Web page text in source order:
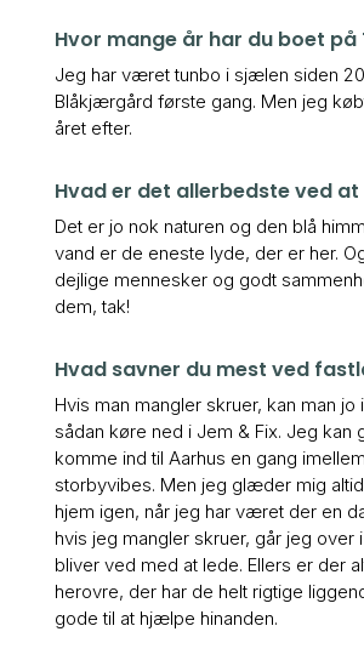
Hvor mange år har du boet på
Jeg har været tunbo i sjælen siden
Blåkjærgård første gang. Men jeg
året efter.
Hvad er det allerbedste ved at
Det er jo nok naturen og den blå
vand er de eneste lyde, der er her.
dejlige mennesker og godt
dem, tak!
Hvad savner du mest ved
Hvis man mangler skruer, kan man jo
sådan køre ned i Jem & Fix. Jeg kan
komme ind til Aarhus en gang
storbyvibes. Men jeg glæder mig
hjem igen, når jeg har været der en
hvis jeg mangler skruer, går jeg over
bliver ved med at lede. Ellers er der
herovre, der har de helt rigtige
gode til at hjælpe hinanden.